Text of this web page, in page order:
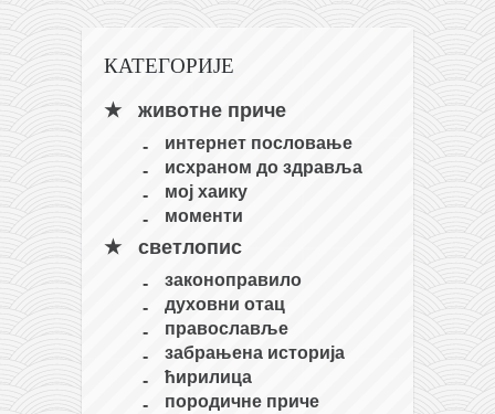
КАТЕГОРИЈЕ
животне приче
интернет пословање
исхраном до здравља
мој хаику
моменти
светлопис
законоправило
духовни отац
православље
забрањена историја
ћирилица
породичне приче